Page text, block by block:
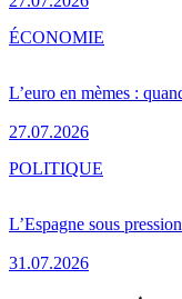
L’euro en mèmes :
27.07.2026
ÉCONOMIE
L’Espagne sous
31.07.2026
POLITIQUE